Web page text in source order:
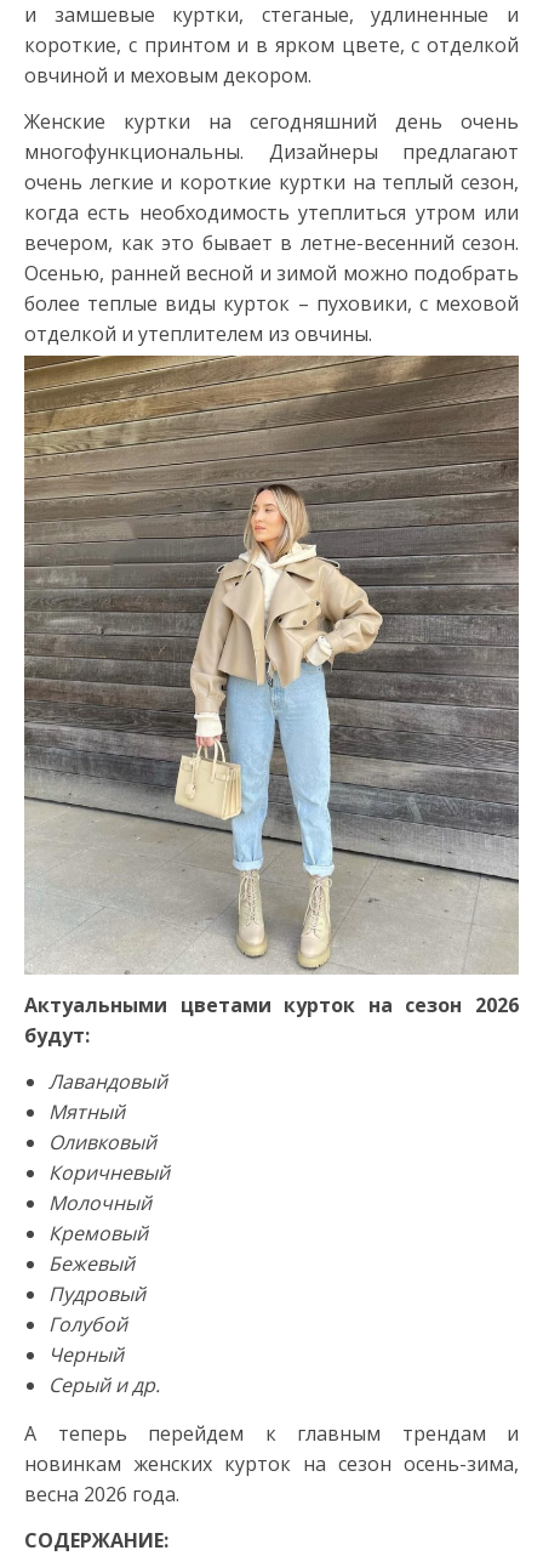
и замшевые куртки, стеганые, удлиненные и
короткие, с принтом и в ярком цвете, с отделкой
овчиной и меховым декором.
Женские куртки на сегодняшний день очень
многофункциональны. Дизайнеры предлагают
очень легкие и короткие куртки на теплый сезон,
когда есть необходимость утеплиться утром или
вечером, как это бывает в летне-весенний сезон.
Осенью, ранней весной и зимой можно подобрать
более теплые виды курток – пуховики, с меховой
отделкой и утеплителем из овчины.
Актуальными цветами курток на сезон 2026
будут:
Лавандовый
Мятный
Оливковый
Коричневый
Молочный
Кремовый
Бежевый
Пудровый
Голубой
Черный
Серый и др.
А теперь перейдем к главным трендам и
новинкам женских курток на сезон осень-зима,
весна 2026 года.
СОДЕРЖАНИЕ: